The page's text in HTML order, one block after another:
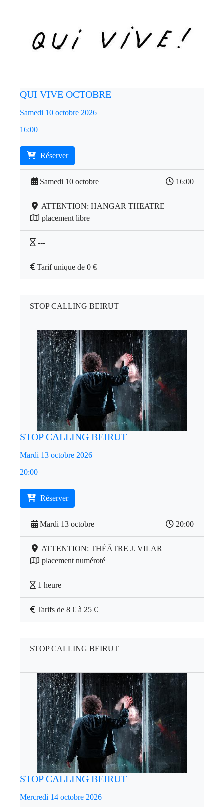
QUI VIVE OCTOBRE
Samedi 10 octobre 2026
16:00
Réserver
Samedi 10 octobre 16:00
ATTENTION: HANGAR THEATRE
placement libre
---
Tarif unique de 0 €
STOP CALLING BEIRUT
STOP CALLING BEIRUT
Mardi 13 octobre 2026
20:00
Réserver
Mardi 13 octobre 20:00
ATTENTION: THÉÂTRE J. VILAR
placement numéroté
1 heure
Tarifs de 8 € à 25 €
STOP CALLING BEIRUT
STOP CALLING BEIRUT
Mercredi 14 octobre 2026